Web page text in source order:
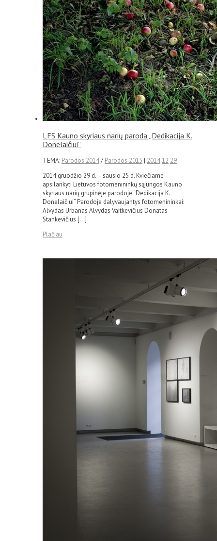
LFS Kauno skyriaus narių paroda „Dedikacija K.
Donelaičiui”
TEMA: Parodos 2014/ Parodos 2015 | 201412 29
2014 gruodžio 29 d. – sausio 25 d. Kviečiame
apsilankyti Lietuvos fotomenininkų sąjungos Kauno
skyriaus narių grupinėje parodoje “Dedikacija K.
Donelaičiui” Parodoje dalyvaujantys fotomenininkai:
Alvydas Urbanas Alvydas Vaitkevičius Donatas
Stankevičius […]
Plačiau